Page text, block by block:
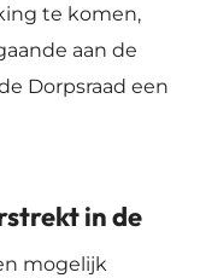
te komen,
aan de
Dorpsraad een
in de
mogelijk